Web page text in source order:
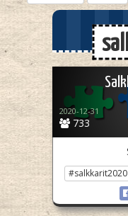
733
2020-12-31
#salkkarit2020